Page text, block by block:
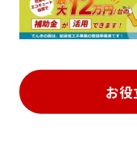
お役